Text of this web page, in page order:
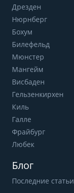
Дрезден
Нюрнберг
Бохум
Билефельд
Мюнстер
Мангейм
Висбаден
Гельзенкирхен
Киль
Галле
Фрайбург
Любек
Блог
Последние статьи